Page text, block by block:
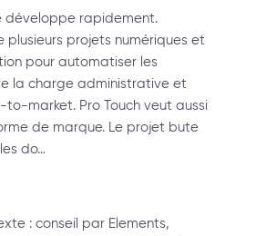
développe rapidement.
plusieurs projets numériques et
pour automatiser les
la charge administrative et
market. Pro Touch veut aussi
de marque. Le projet bute
do…
: conseil par Elements,